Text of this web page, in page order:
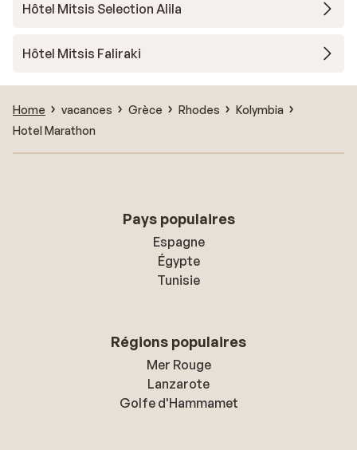
Hôtel Mitsis Selection Alila
Hôtel Mitsis Faliraki
Home vacances Grèce Rhodes
Kolymbia
Hotel Marathon
Pays populaires
Espagne
Égypte
Tunisie
Régions populaires
Mer Rouge
Lanzarote
Golfe d'Hammamet